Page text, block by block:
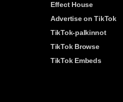
Effect House
Advertise on TikTok
TikTok-palkinnot
TikTok Browse
TikTok Embeds